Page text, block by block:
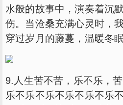
水般的故事中，演奏着沉
伤。当沧桑充满心灵时，
穿过岁月的藤蔓，温暖冬眠
9.人生苦不苦，乐不乐，
乐不乐不乐不乐不乐不乐